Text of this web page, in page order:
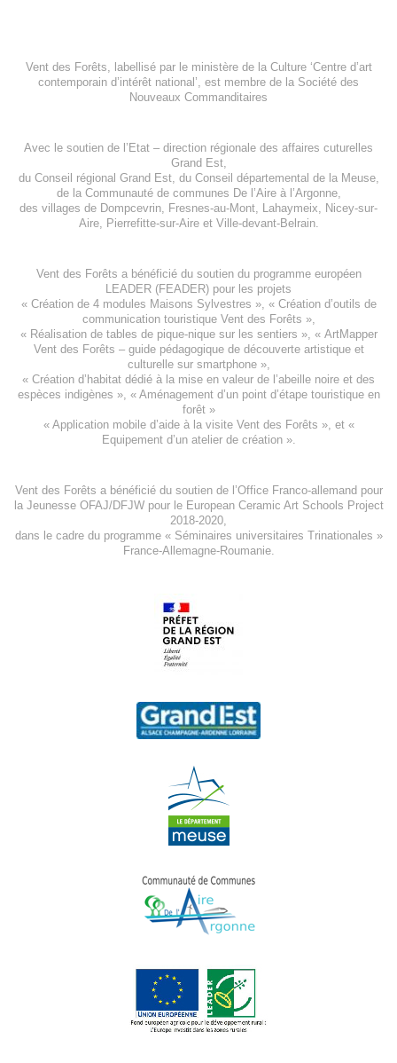
Vent des Forêts, labellisé par le ministère de la Culture ‘Centre d’art
contemporain d’intérêt national’, est membre de la Société des
Nouveaux Commanditaires
Avec le soutien de l’Etat – direction régionale des affaires cuturelles
Grand Est,
du Conseil régional Grand Est, du Conseil départemental de la Meuse,
de la Communauté de communes De l’Aire à l’Argonne,
des villages de Dompcevrin Fresnes-au-Mont Lahaymeix
Nicey-sur-
Aire, Pierrefitte-sur-Aireet Ville-devant-Belrain.
Vent des Forêts a bénéficié du soutien du programme européen
LEADER (FEADER) pour les projets
« Création de 4 modules Maisons Sylvestres », « Création d’outils de
communication touristique Vent des Forêts »,
« Réalisation de tables de pique-nique sur les sentiers », « ArtMapper
Vent des Forêts – guide pédagogique de découverte artistique et
culturelle sur smartphone »,
« Création d’habitat dédié à la mise en valeur de l’abeille noire et des
espèces indigènes », « Aménagement d’un point d’étape touristique en
forêt»
« Application mobile d’aide à la visite Vent des Forêts », et «
Equipement d’un atelier de création».
Vent des Forêts a bénéficié du soutien de l’Office Franco-allemand pour
la Jeunesse OFAJ/DFJWpour leEuropean Ceramic Art Schools Project
2018-2020
dans le cadre du programme « Séminaires universitaires Trinationales »
France-Allemagne-Roumanie.